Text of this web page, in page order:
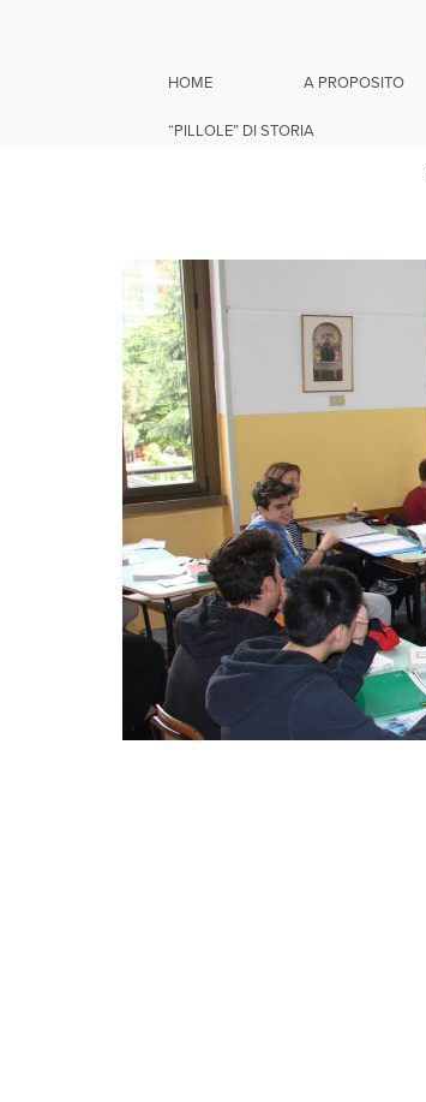
HOME A PROPOSITO
“PILLOLE” DI STORIA